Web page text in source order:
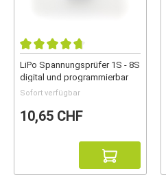
LiPo Spannungsprüfer 1S - 8S
digital und programmierbar
Sofort verfügbar
10,65 CHF